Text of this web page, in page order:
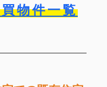
物件一覧